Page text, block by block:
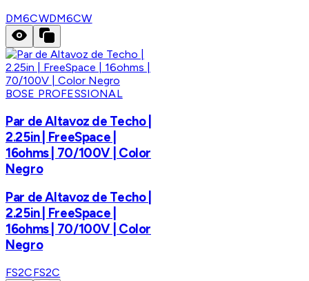
DM6CWDM6CW
BOSE PROFESSIONAL
Par de Altavoz de Techo |
2.25in | FreeSpace |
16ohms | 70/100V | Color
Negro
Par de Altavoz de Techo |
2.25in | FreeSpace |
16ohms | 70/100V | Color
Negro
FS2CFS2C